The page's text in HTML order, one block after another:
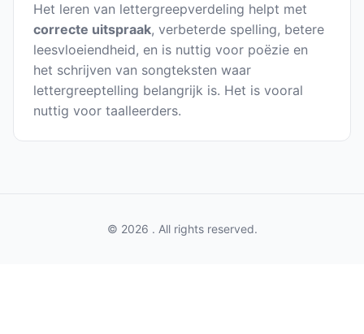
Het leren van lettergreepverdeling helpt met
correcte uitspraak, verbeterde spelling, betere
leesvloeiendheid, en is nuttig voor poëzie en
het schrijven van songteksten waar
lettergreeptelling belangrijk is. Het is vooral
nuttig voor taalleerders.
© 2026 . All rights reserved.